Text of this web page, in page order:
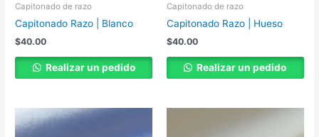
Capitonado de razo
Capitonado Razo | Blanco
$40.00
Realizar un pedido
Capitonado de razo
Capitonado Razo | Hueso
$40.00
Realizar un pedido